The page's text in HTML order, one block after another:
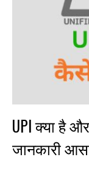
UPI क्या है
जानकारी